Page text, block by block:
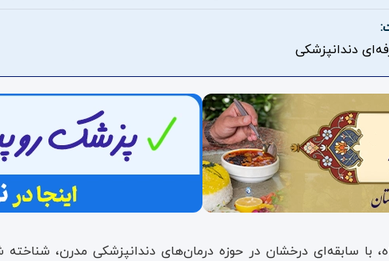
دندانپزشکی
با سابقه‌ای درخشان در حوزه درمان‌های دندانپزشکی مدرن،